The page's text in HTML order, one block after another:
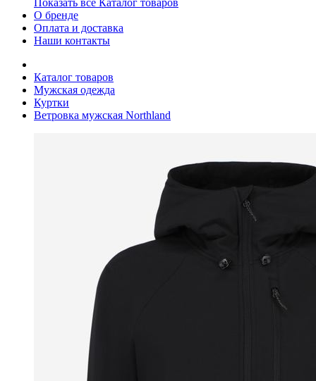
Показать все Каталог товаров
О бренде
Оплата и доставка
Наши контакты
Каталог товаров
Мужская одежда
Куртки
Ветровка мужская Northland